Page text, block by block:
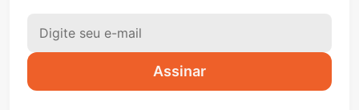
Assinar